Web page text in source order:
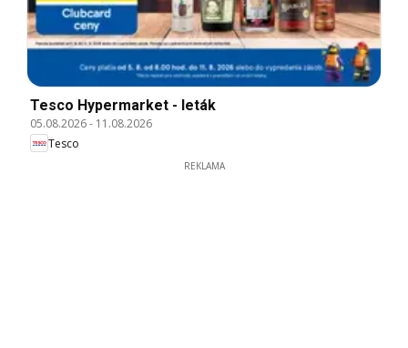
Tesco Hypermarket - leták
05.08.2026- 11.08.2026
Tesco
REKLAMA